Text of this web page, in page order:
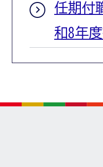
任期付
和8年度